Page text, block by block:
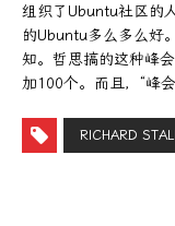
组织了Ubuntu社区的
的Ubuntu多么多么好
知。哲思搞的这种峰
加100个。而且，“峰
RICHARD